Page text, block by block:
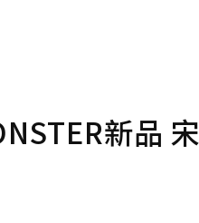
新品